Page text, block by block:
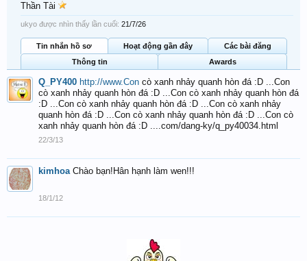
Thần Tài
ukyo được nhìn thấy lần cuối: 21/7/26
Tin nhắn hồ sơ Hoạt động gần đây
Các bài đăng
Thông tin
Awards
Q_PY400 http://www.Con cò xanh nhảy quanh hòn đá :D ...Con
cò xanh nhảy quanh hòn đá :D ...Con cò xanh nhảy quanh hòn đá
:D ...Con cò xanh nhảy quanh hòn đá :D ...Con cò xanh nhảy
quanh hòn đá :D ...Con cò xanh nhảy quanh hòn đá :D ...Con cò
xanh nhảy quanh hòn đá :D ....com/dang-ky/q_py40034.html
22/3/13
kimhoa Chào bạn!Hân hạnh làm wen!!!
18/1/12